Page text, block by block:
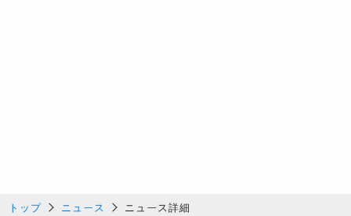
トップ ニュース ニュース詳細